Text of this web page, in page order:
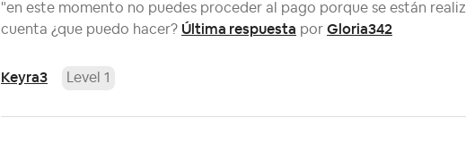
"en este momento no puedes proceder al pago porque se están
cuenta ¿que puedo hacer? Última respuesta por Gloria342
Keyra3 Level 1